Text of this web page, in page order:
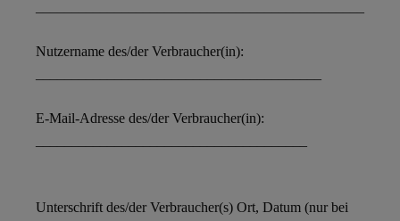
Nutzername des/der Verbraucher(in):
E-Mail-Adresse des/der Verbraucher(in):
Unterschrift des/der Verbraucher(s) Ort, Datum (nur bei